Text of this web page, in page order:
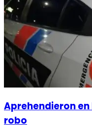
Aprehendieron en
robo